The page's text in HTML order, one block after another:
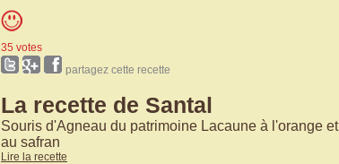
35 votes
partagez cette recette
La recette de Santal
Souris d'Agneau du patrimoine Lacaune à l'orange et
au safran
Lire la recette